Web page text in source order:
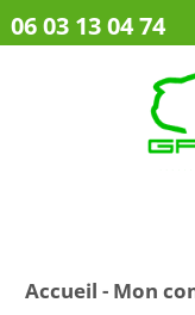
06 03 13 04 74
Accueil - Mon